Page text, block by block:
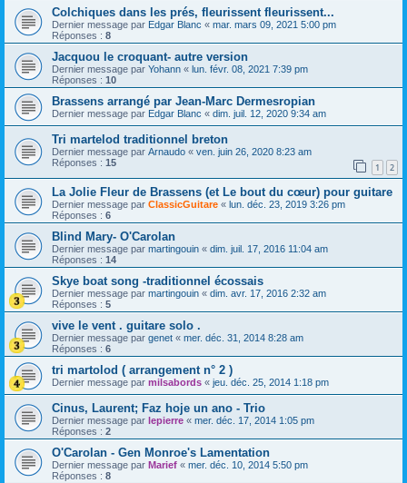
Colchiques dans les prés, fleurissent fleurissent...
Dernier message par Edgar Blanc « mar. mars 09, 2021 5:00 pm
Réponses : 8
Jacquou le croquant- autre version
Dernier message par Yohann « lun. févr. 08, 2021 7:39 pm
Réponses : 10
Brassens arrangé par Jean-Marc Dermesropian
Dernier message par Edgar Blanc « dim. juil. 12, 2020 9:34 am
Tri martelod traditionnel breton
Dernier message par Arnaudo « ven. juin 26, 2020 8:23 am
Réponses : 15 1 2
La Jolie Fleur de Brassens (et Le bout du cœur) pour guitare
Dernier message par ClassicGuitare « lun. déc. 23, 2019 3:26 pm
Réponses : 6
Blind Mary- O'Carolan
Dernier message par martingouin « dim. juil. 17, 2016 11:04 am
Réponses : 14
Skye boat song -traditionnel écossais
Dernier message par martingouin « dim. avr. 17, 2016 2:32 am
Réponses : 5
vive le vent . guitare solo .
Dernier message par genet « mer. déc. 31, 2014 8:28 am
Réponses : 6
tri martolod ( arrangement n° 2 )
Dernier message par milsabords « jeu. déc. 25, 2014 1:18 pm
Cinus, Laurent; Faz hoje un ano - Trio
Dernier message par lepierre « mer. déc. 17, 2014 1:05 pm
Réponses : 2
O'Carolan - Gen Monroe's Lamentation
Dernier message par Marief « mer. déc. 10, 2014 5:50 pm
Réponses : 8